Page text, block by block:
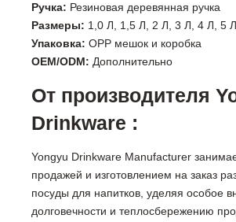
Ручка: Резиновая деревянная ручка
Размеры: 1,0 Л, 1,5 Л, 2 Л, 3 Л, 4 Л, 5
Упаковка: OPP мешок и коробка
OEM/ODM: Дополнительно
От производителя
Drinkware :
Yongyu Drinkware Manufacturer
продажей и изготовлением на заказ
посуды для напитков, уделяя особое
долговечности и теплосбережению